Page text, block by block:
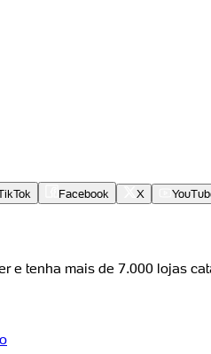
Facebook X
e tenha mais de 7.000 lojas